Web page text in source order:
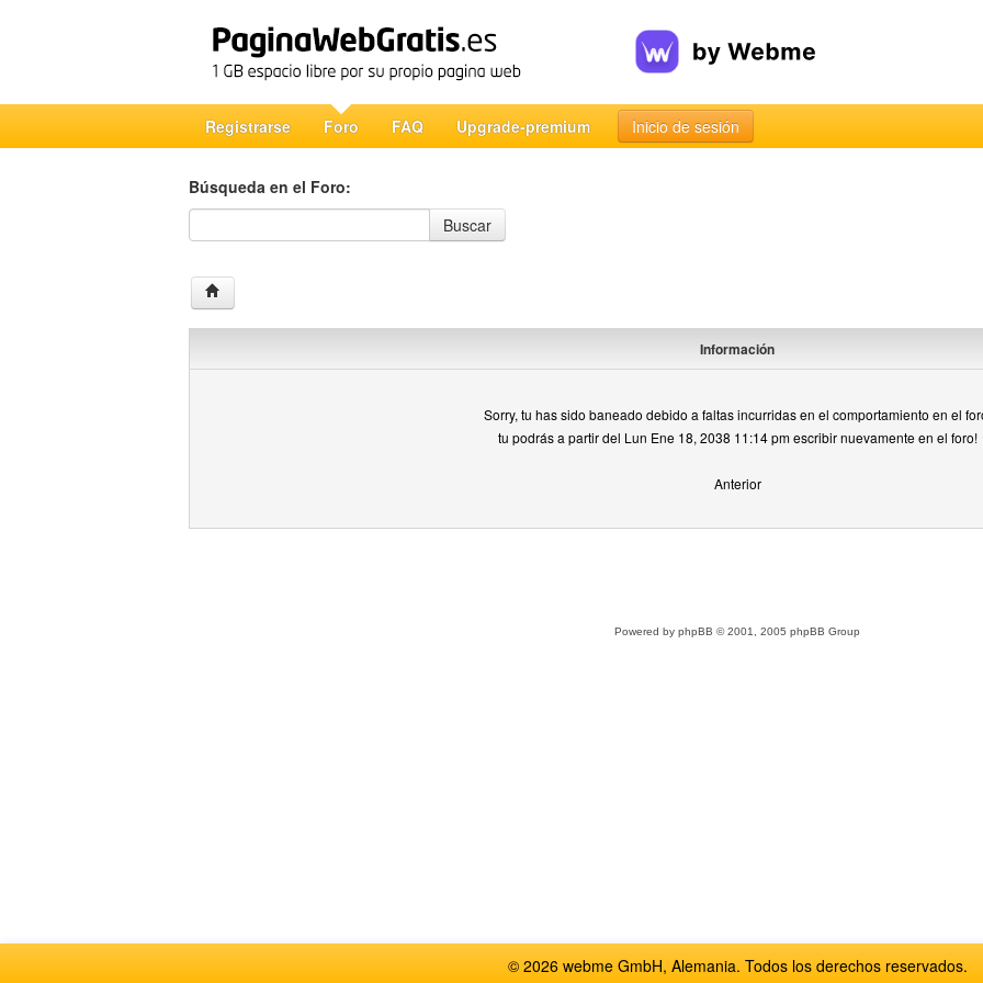
Registrarse Foro FAQ Upgrade-premium Inicio de sesión
Búsqueda en el Foro:
Búsqueda en el Foro
Buscar
Información
Sorry, tu has sido baneado debido a faltas incurridas en el comportamiento en el
tu podrás a partir del Lun Ene 18, 2038 11:14 pm escribir nuevamente en el foro!
Anterior
Powered by phpBB © 2001, 2005 phpBB Group
© 2026 webme GmbH, Alemania. Todos los derechos reservados.